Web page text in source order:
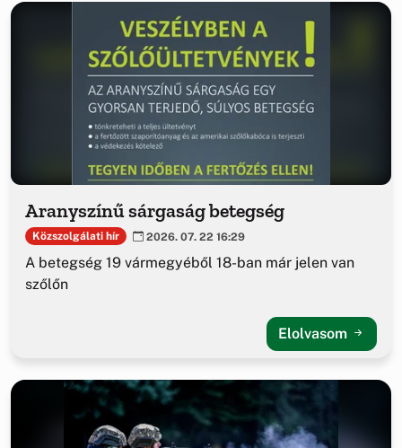
Aranyszínű sárgaság betegség
Közszolgálati hír 2026. 07. 22 16:29
A betegség 19 vármegyéből 18-ban már jelen van
szőlőn
Elolvasom